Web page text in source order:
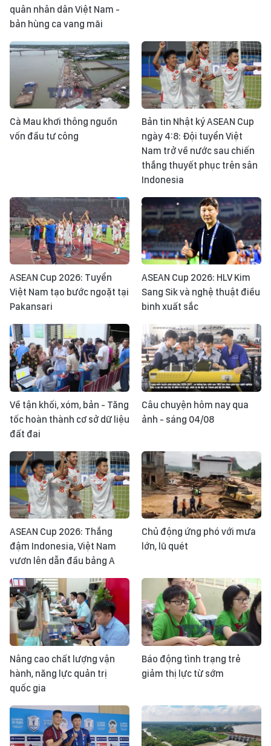
quân nhân dân Việt Nam -
bản hùng ca vang mãi
Cà Mau khơi thông nguồn
vốn đầu tư công
Bản tin Nhật ký ASEAN Cup
ngày 4:8: Đội tuyển Việt
Nam trở về nước sau chiến
thắng thuyết phục trên sân
Indonesia
ASEAN Cup 2026: Tuyển
Việt Nam tạo bước ngoặt tại
Pakansari
ASEAN Cup 2026: HLV Kim
Sang Sik và nghệ thuật điều
binh xuất sắc
Về tận khối, xóm, bản - Tăng
tốc hoàn thành cơ sở dữ liệu
đất đai
Câu chuyện hôm nay qua
ảnh - sáng 04/08
ASEAN Cup 2026: Thắng
đậm Indonesia, Việt Nam
vươn lên dẫn đầu bảng A
Chủ động ứng phó với mưa
lớn, lũ quét
Nâng cao chất lượng vận
hành, năng lực quản trị
quốc gia
Báo động tình trạng trẻ
giảm thị lực từ sớm